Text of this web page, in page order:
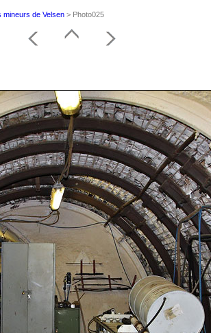
mineurs de Velsen > Photo025